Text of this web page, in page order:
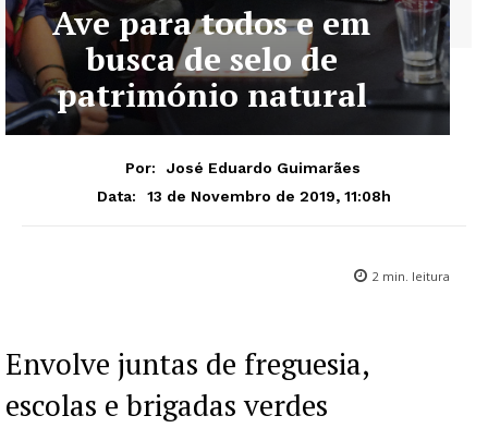
Ave para todos e em
busca de selo de
património natural
Por:
José Eduardo Guimarães
Data:
13 de Novembro de 2019, 11:08h
2 min. leitura
Envolve juntas de freguesia,
escolas e brigadas verdes